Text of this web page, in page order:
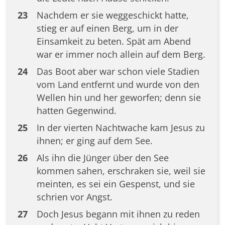
23
Nachdem er sie weggeschickt hatte,
stieg er auf einen Berg, um in der
Einsamkeit zu beten. Spät am Abend
war er immer noch allein auf dem Berg.
24
Das Boot aber war schon viele Stadien
vom Land entfernt und wurde von den
Wellen hin und her geworfen; denn sie
hatten Gegenwind.
25
In der vierten Nachtwache kam Jesus zu
ihnen; er ging auf dem See.
26
Als ihn die Jünger über den See
kommen sahen, erschraken sie, weil sie
meinten, es sei ein Gespenst, und sie
schrien vor Angst.
27
Doch Jesus begann mit ihnen zu reden